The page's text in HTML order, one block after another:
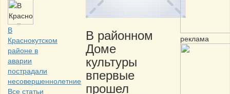
В
Краснокутском
районе в
аварии
пострадали
несовершеннолетние
Все статьи
В районном
Доме
культуры
впервые
прошел
реклама